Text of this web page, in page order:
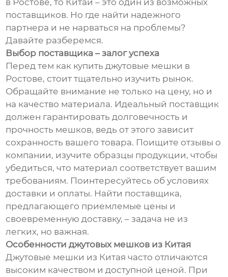
в Ростове, то Китай – это один из возможных
поставщиков. Но где найти надежного
партнера и не нарваться на проблемы?
Давайте разберемся.
Выбор поставщика – залог успеха
Перед тем как купить джутовые мешки в
Ростове, стоит тщательно изучить рынок.
Обращайте внимание не только на цену, но и
на качество материала. Идеальный поставщик
должен гарантировать долговечность и
прочность мешков, ведь от этого зависит
сохранность вашего товара. Поищите отзывы о
компании, изучите образцы продукции, чтобы
убедиться, что материал соответствует вашим
требованиям. Поинтересуйтесь об условиях
доставки и оплаты. Найти поставщика,
предлагающего приемлемые цены и
своевременную доставку, – задача не из
легких, но важная.
Особенности джутовых мешков из Китая
Джутовые мешки из Китая часто отличаются
высоким качеством и доступной ценой. При